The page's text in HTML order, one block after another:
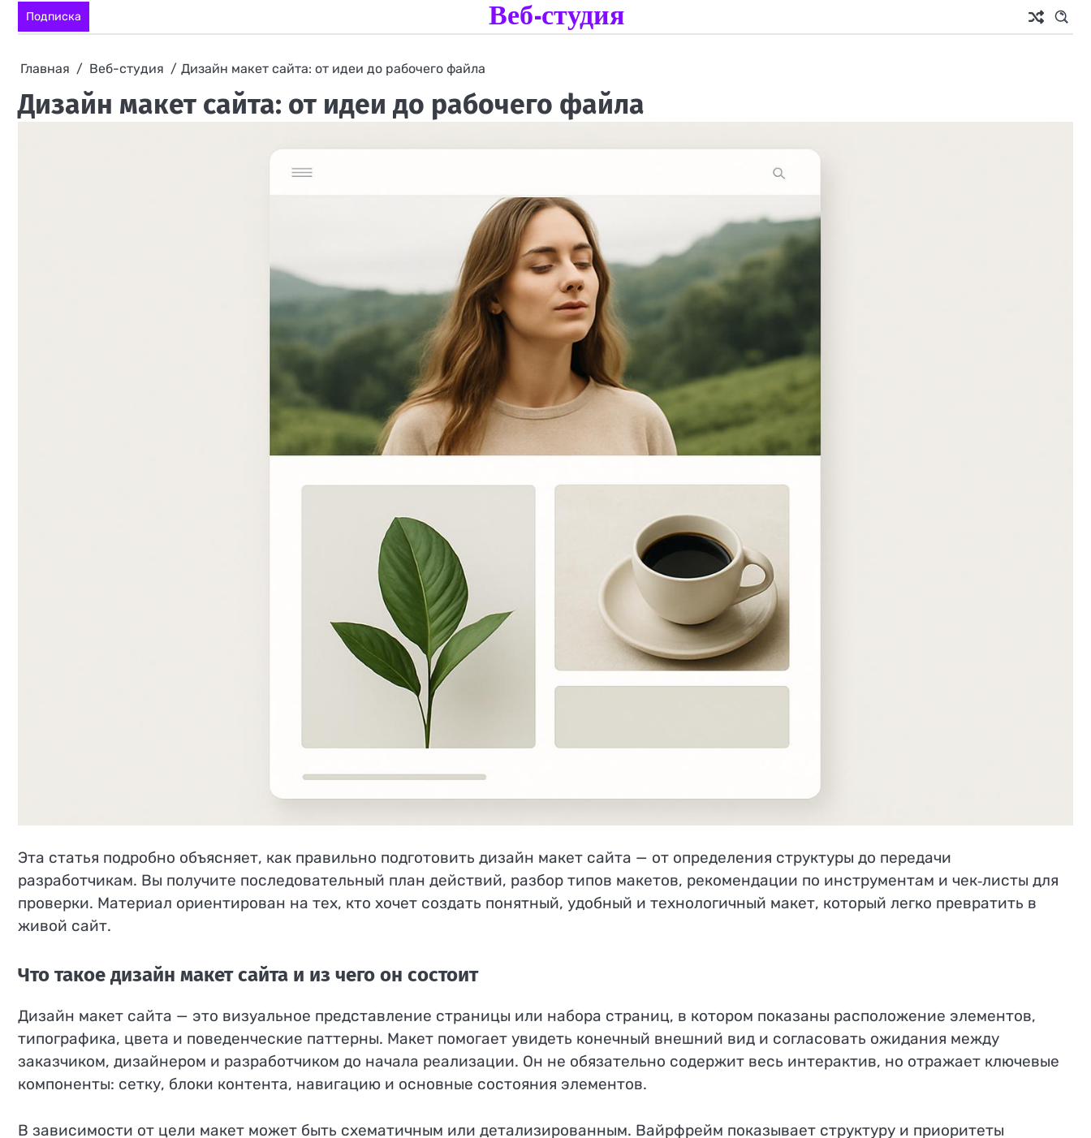
Перейти
Подписка Веб-студия
Главная Веб-студия Дизайн макет сайта: от идеи до рабочего файла
Дизайн макет сайта: от идеи до рабочего файла
Эта статья подробно объясняет, как правильно подготовить дизайн макет сайта — от определения структуры до передачи
разработчикам. Вы получите последовательный план действий, разбор типов макетов, рекомендации по инструментам и чек‑листы для
проверки. Материал ориентирован на тех, кто хочет создать понятный, удобный и технологичный макет, который легко превратить в
живой сайт.
Что такое дизайн макет сайта и из чего он состоит
Дизайн макет сайта — это визуальное представление страницы или набора страниц, в котором показаны расположение элементов,
типографика, цвета и поведенческие паттерны. Макет помогает увидеть конечный внешний вид и согласовать ожидания между
заказчиком, дизайнером и разработчиком до начала реализации. Он не обязательно содержит весь интерактив, но отражает ключевые
компоненты: сетку, блоки контента, навигацию и основные состояния элементов.
В зависимости от цели макет может быть схематичным или детализированным. Вайрфрейм показывает структуру и приоритеты